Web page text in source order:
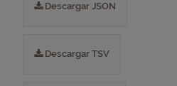
Descargar JSON
Descargar TSV